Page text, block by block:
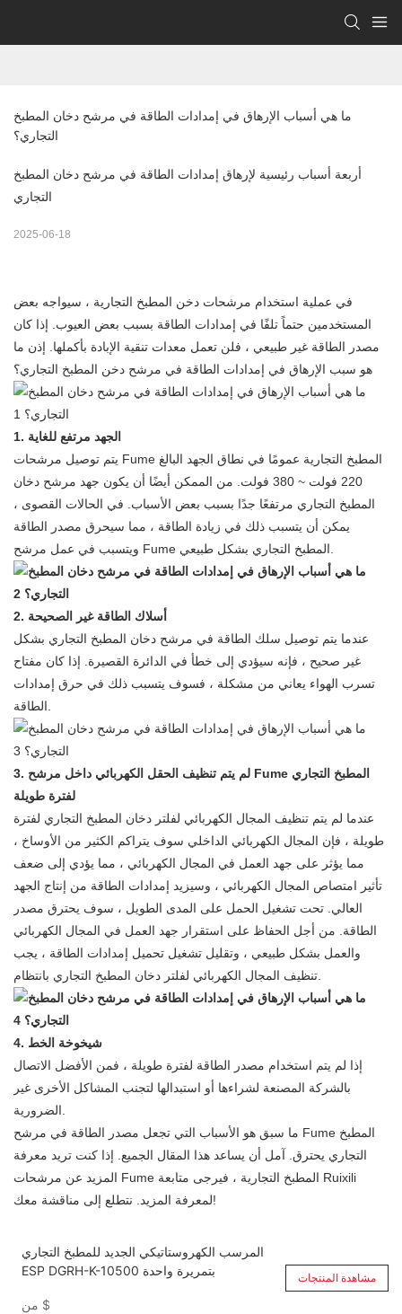
ما هي أسباب الإرهاق في إمدادات الطاقة في مرشح دخان المطبخ
التجاري؟
أربعة أسباب رئيسية لإرهاق إمدادات الطاقة في مرشح دخان المطبخ
التجاري
2025-06-18
في عملية استخدام مرشحات دخن المطبخ التجارية ، سيواجه بعض
المستخدمين حتماً تلفًا في إمدادات الطاقة بسبب بعض العيوب. إذا كان
مصدر الطاقة غير طبيعي ، فلن تعمل معدات تنقية الإبادة بأكملها. إذن ما
هو سبب الإرهاق في إمدادات الطاقة في مرشح دخن المطبخ التجاري؟
1. الجهد مرتفع للغاية
يتم توصيل مرشحات Fume المطبخ التجارية عمومًا في نطاق الجهد البالغ
220 فولت ~ 380 فولت. من الممكن أيضًا أن يكون جهد مرشح دخان
المطبخ التجاري مرتفعًا جدًا بسبب بعض الأسباب. في الحالات القصوى ،
يمكن أن يتسبب ذلك في زيادة الطاقة ، مما سيحرق مصدر الطاقة
ويتسبب في عمل مرشح Fume المطبخ التجاري بشكل طبيعي.
2. أسلاك الطاقة غير الصحيحة
عندما يتم توصيل سلك الطاقة في مرشح دخان المطبخ التجاري بشكل
غير صحيح ، فإنه سيؤدي إلى خطأ في الدائرة القصيرة. إذا كان مفتاح
تسرب الهواء يعاني من مشكلة ، فسوف يتسبب ذلك في حرق إمدادات
الطاقة.
3. لم يتم تنظيف الحقل الكهربائي داخل مرشح Fume المطبخ التجاري
لفترة طويلة
عندما لم يتم تنظيف المجال الكهربائي لفلتر دخان المطبخ التجاري لفترة
طويلة ، فإن المجال الكهربائي الداخلي سوف يتراكم الكثير من الأوساخ ،
مما يؤثر على جهد العمل في المجال الكهربائي ، مما يؤدي إلى ضعف
تأثير امتصاص المجال الكهربائي ، وسيزيد إمدادات الطاقة من إنتاج الجهد
العالي. تحت تشغيل الحمل على المدى الطويل ، سوف يحترق مصدر
الطاقة. من أجل الحفاظ على استقرار جهد العمل في المجال الكهربائي
والعمل بشكل طبيعي ، وتقليل تشغيل تحميل إمدادات الطاقة ، يجب
تنظيف المجال الكهربائي لفلتر دخان المطبخ التجاري بانتظام.
4. شيخوخة الخط
إذا لم يتم استخدام مصدر الطاقة لفترة طويلة ، فمن الأفضل الاتصال
بالشركة المصنعة لشراءها أو استبدالها لتجنب المشاكل الأخرى غير
الضرورية.
ما سبق هو الأسباب التي تجعل مصدر الطاقة في مرشح Fume المطبخ
التجاري يحترق. آمل أن يساعد هذا المقال الجميع. إذا كنت تريد معرفة
المزيد عن مرشحات Fume المطبخ التجارية ، فيرجى متابعة Ruixili
لمعرفة المزيد. نتطلع إلى مناقشة معك!
المرسب الكهروستاتيكي الجديد للمطبخ التجاري
ESP DGRH-K-10500 بتمريرة واحدة
$
مشاهدة المنتجات